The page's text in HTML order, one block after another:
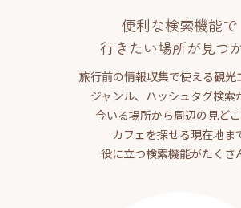
便利な検索機能で
行きたい場所が見つ
旅行前の情報収集で使える観光
ジャンル、ハッシュタグ検索
今いる場所から周辺の見ど
カフェを探せる現在地ま
役に立つ検索機能がたくさ